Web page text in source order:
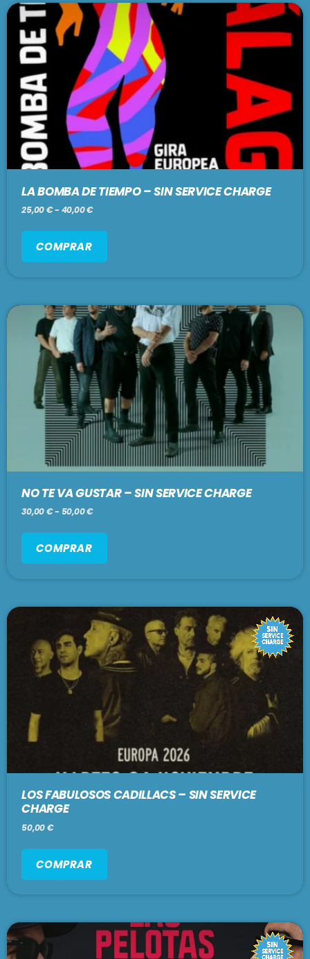
5:00 pm - 7:00 pm
LA BOMBA DE TIEMPO – SIN SERVICE CHARGE
25,00€- 40,00€
COMPRAR
NO TE VA GUSTAR – SIN SERVICE CHARGE
30,00€- 50,00€
COMPRAR
LOS FABULOSOS CADILLACS – SIN SERVICE
CHARGE
50,00€
COMPRAR